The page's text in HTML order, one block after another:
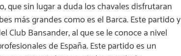
que sin lugar a duda los chavales disfrutaran
más grandes como es el Barca. Este partido y
Club Bansander, al que se le conoce a nivel
de España. Este partido es un